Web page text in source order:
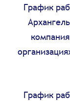
График
График